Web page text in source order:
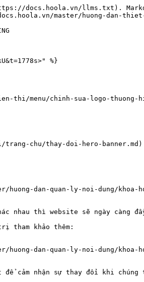
docs.hoola.vn/llms.txt).
master/huong-dan-
%}
thi/menu/chinh-sua-logo-thuong-
chu/thay-doi-hero-banner.md)
dan-quan-ly-noi-dung/khoa-
nhau thì website sẽ ngày càng
tham khảo thêm:
dan-quan-ly-noi-dung/
cảm nhận sự thay đổi khi chúng